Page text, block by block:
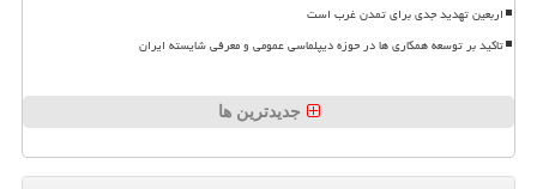
اربعین تهدید جدی برای تمدن غرب است
تاکید بر توسعه همکاری ها در حوزه دیپلماسی عمومی و معرفی شایسته ایران
جدیدترین ها